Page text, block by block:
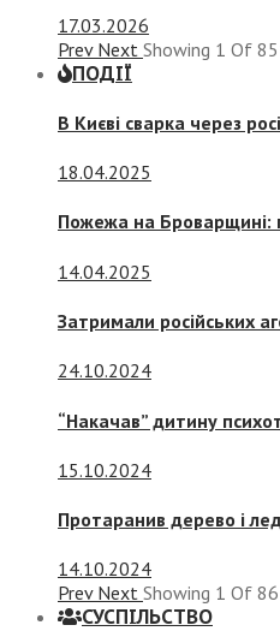
17.03.2026
Prev Next Showing 1 Of
ПОДІЇ
В Києві сварка через
18.04.2025
Пожежа на Броварщині:
14.04.2025
Затримали російських
24.10.2024
“Накачав” дитину
15.10.2024
Протаранив дерево і
14.10.2024
Prev Next Showing 1 Of 86
СУСПIЛЬСТВО